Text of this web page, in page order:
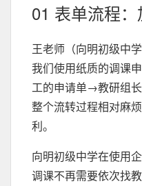
01 表单流程
王老师（向明初级中
我们使用纸质的调课
工的申请单→教研组
整个流转过程相对麻
利。
向明初级中学在使用
调课不再需要依次找